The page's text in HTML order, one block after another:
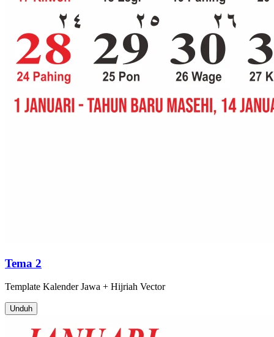
Tema 2
Template Kalender Jawa + Hijriah Vector
Unduh